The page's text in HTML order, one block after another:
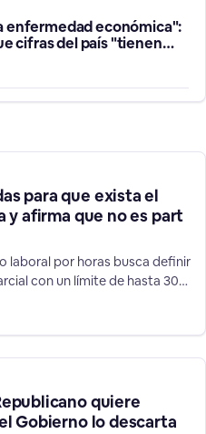
enfermedad económica":
cifras del país "tienen
de alerta"
para que exista el
afirma que no es part
laboral por horas busca definir
con un límite de hasta 30
de trabajo part time suple
o no el empleo.
quiere
Gobierno lo descarta